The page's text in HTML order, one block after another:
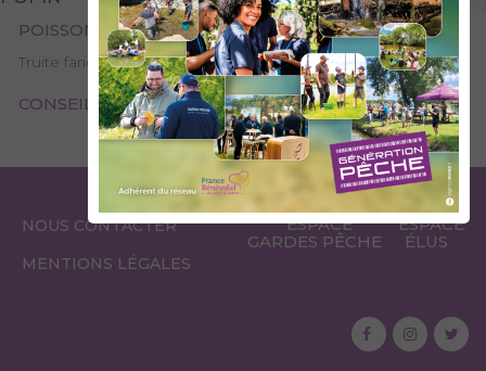
POISSONS PRÉSENTS
Truite fario
CONSEILS DE PÊCHE
NOUS CONTACTER
MENTIONS LÉGALES
ESPACE
GARDES PÊCHE
ESPACE
ÉLUS